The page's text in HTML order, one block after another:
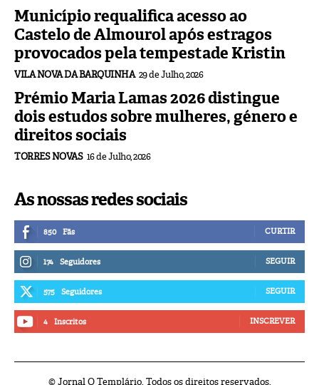
Município requalifica acesso ao
Castelo de Almourol após estragos
provocados pela tempestade Kristin
VILA NOVA DA BARQUINHA 29 de Julho, 2026
Prémio Maria Lamas 2026 distingue
dois estudos sobre mulheres, género e
direitos sociais
TORRES NOVAS 16 de Julho, 2026
As nossas redes sociais
850 Fãs CURTIR
174 Seguidores SEGUIR
575 Seguidores SEGUIR
4 Inscritos INSCREVER
© Jornal O Templário. Todos os direitos reservados.